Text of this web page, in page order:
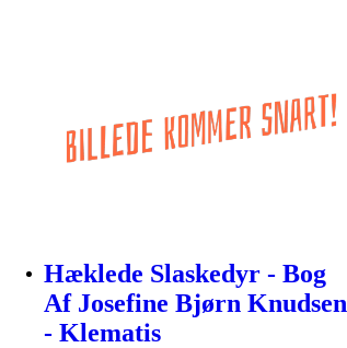
Hæklede Slaskedyr - Bog
Af Josefine Bjørn Knudsen
- Klematis